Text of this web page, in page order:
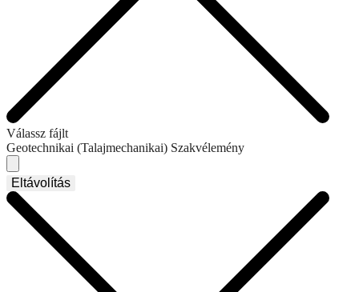
Válassz fájlt
Geotechnikai (Talajmechanikai) Szakvélemény
Eltávolítás